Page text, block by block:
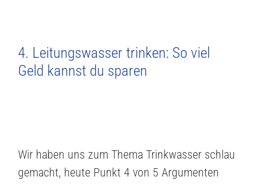
4. Leitungswasser trinken: So viel
Geld kannst du sparen
Wir haben uns zum Thema Trinkwasser schlau
gemacht, heute Punkt 4 von 5 Argumenten